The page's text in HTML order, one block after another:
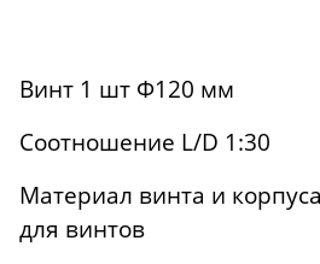
Винт 1 шт Φ120 мм
Соотношение L/D 1:30
Материал винта и
для винтов